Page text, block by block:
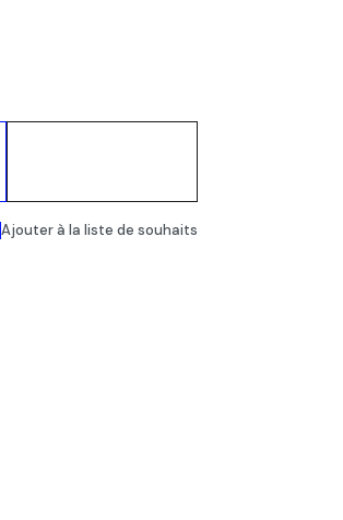
Ajouter à la liste de souhaits